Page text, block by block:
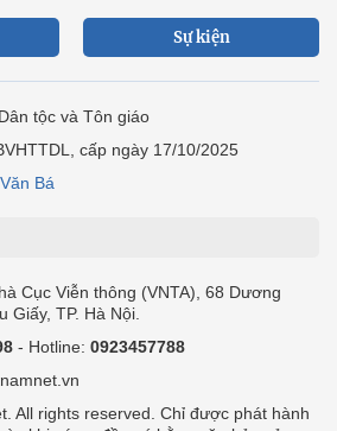
Sự kiện
tộc và Tôn giáo
cấp ngày 17/10/2025
Bá
Cục Viễn thông (VNTA), 68 Dương
TP. Hà Nội.
- Hotline: 0923457788
All rights reserved. Chỉ được phát hành